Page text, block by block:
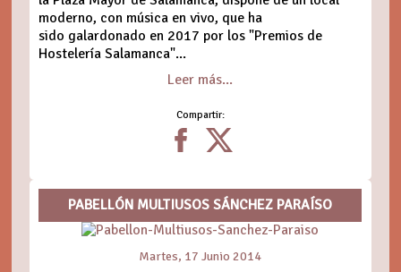
moderno, con música en vivo, que ha
sido galardonado en 2017 por los "Premios de
Hostelería Salamanca"...
Leer más...
Compartir:
PABELLÓN MULTIUSOS SÁNCHEZ PARAÍSO
Martes, 17 Junio 2014